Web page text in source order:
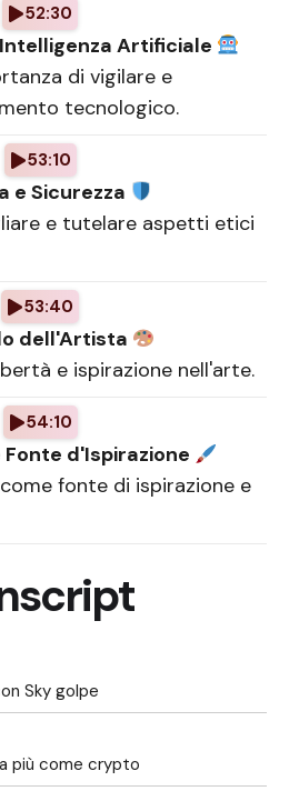
52:30
Artificiale
di vigilare e
tecnologico.
53:10
e Sicurezza
e tutelare aspetti etici
53:40
dell'Artista
e ispirazione nell'arte.
54:10
d'Ispirazione
fonte di ispirazione e
Sky golpe
più come crypto